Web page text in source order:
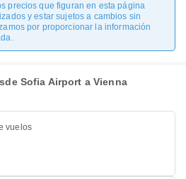
precios que figuran en esta página
y estar sujetos a cambios sin
por proporcionar la información
Sofia Airport a Vienna
vuelos